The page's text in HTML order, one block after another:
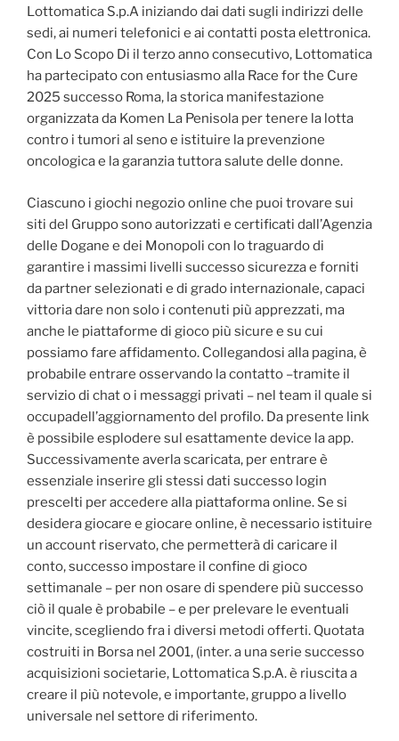
Lottomatica S.p.A iniziando dai dati sugli indirizzi delle
sedi, ai numeri telefonici e ai contatti posta elettronica.
Con Lo Scopo Di il terzo anno consecutivo, Lottomatica
ha partecipato con entusiasmo alla Race for the Cure
2025 successo Roma, la storica manifestazione
organizzata da Komen La Penisola per tenere la lotta
contro i tumori al seno e istituire la prevenzione
oncologica e la garanzia tuttora salute delle donne.
Ciascuno i giochi negozio online che puoi trovare sui
siti del Gruppo sono autorizzati e certificati dall’Agenzia
delle Dogane e dei Monopoli con lo traguardo di
garantire i massimi livelli successo sicurezza e forniti
da partner selezionati e di grado internazionale, capaci
vittoria dare non solo i contenuti più apprezzati, ma
anche le piattaforme di gioco più sicure e su cui
possiamo fare affidamento. Collegandosi alla pagina, è
probabile entrare osservando la contatto –tramite il
servizio di chat o i messaggi privati – nel team il quale si
occupadell’aggiornamento del profilo. Da presente link
è possibile esplodere sul esattamente device la app.
Successivamente averla scaricata, per entrare è
essenziale inserire gli stessi dati successo login
prescelti per accedere alla piattaforma online. Se si
desidera giocare e giocare online, è necessario istituire
un account riservato, che permetterà di caricare il
conto, successo impostare il confine di gioco
settimanale – per non osare di spendere più successo
ciò il quale è probabile – e per prelevare le eventuali
vincite, scegliendo fra i diversi metodi offerti. Quotata
costruiti in Borsa nel 2001, (inter. a una serie successo
acquisizioni societarie, Lottomatica S.p.A. è riuscita a
creare il più notevole, e importante, gruppo a livello
universale nel settore di riferimento.